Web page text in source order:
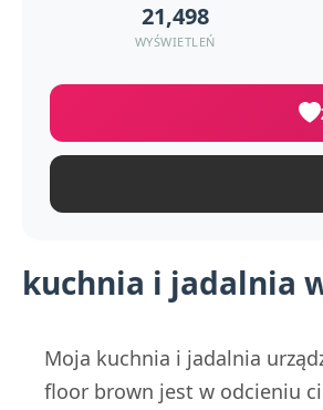
kuchnia i jadalnia
Moja kuchnia i jadalnia
floor brown jest w odcieniu
21,498
WYŚWIETLEŃ